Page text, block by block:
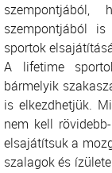
szempontjából
sportok
A lifetime
bármelyik
is elkezdhetjük.
nem kell
elsajátítsuk a
szalagok és